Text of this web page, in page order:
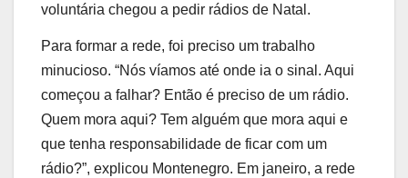
voluntária chegou a pedir rádios de Natal.
Para formar a rede, foi preciso um trabalho
minucioso. “Nós víamos até onde ia o sinal. Aqui
começou a falhar? Então é preciso de um rádio.
Quem mora aqui? Tem alguém que mora aqui e
que tenha responsabilidade de ficar com um
rádio?”, explicou Montenegro. Em janeiro, a rede